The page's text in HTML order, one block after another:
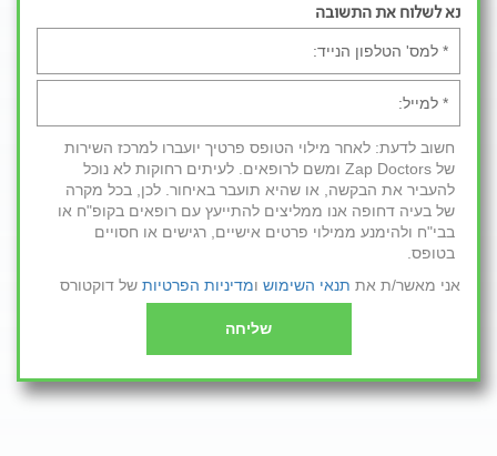
נא לשלוח את התשובה
חשוב לדעת: לאחר מילוי הטופס פרטיך יועברו למרכז השירות
של Zap Doctors ומשם לרופאים. לעיתים רחוקות לא נוכל
להעביר את הבקשה, או שהיא תועבר באיחור. לכן, בכל מקרה
של בעיה דחופה אנו ממליצים להתייעץ עם רופאים בקופ"ח או
בבי"ח ולהימנע ממילוי פרטים אישיים, רגישים או חסויים
בטופס.
אני מאשר/ת את תנאי השימוש ומדיניות הפרטיות של דוקטורס
שליחה